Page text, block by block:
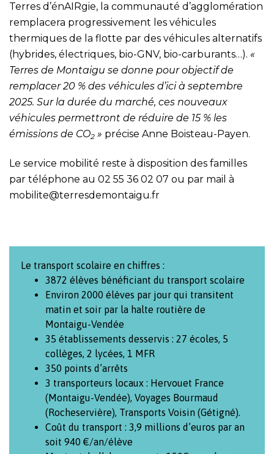
Terres d’énAIRgie, la communauté d’agglomération
remplacera progressivement les véhicules
thermiques de la flotte par des véhicules alternatifs
(hybrides, électriques, bio-GNV, bio-carburants…). «
Terres de Montaigu se donne pour objectif de
remplacer 20 % des véhicules d’ici à septembre
2025. Sur la durée du marché, ces nouveaux
véhicules permettront de réduire de 15 % les
émissions de CO2 » précise Anne Boisteau-Payen.
Le service mobilité reste à disposition des familles
par téléphone au 02 55 36 02 07 ou par mail à
mobilite@terresdemontaigu.fr
Le transport scolaire en chiffres :
3872 élèves bénéficiant du transport scolaire
Environ 2000 élèves par jour qui transitent
matin et soir par la halte routière de
Montaigu-Vendée
35 établissements desservis : 27 écoles, 5
collèges, 2 lycées, 1 MFR
350 points d’arrêts
3 transporteurs locaux : Hervouet France
(Montaigu-Vendée), Voyages Bourmaud
(Rocheservière), Transports Voisin (Gétigné).
Coût du transport : 3,9 millions d’euros par an
soit 940 €/an/élève